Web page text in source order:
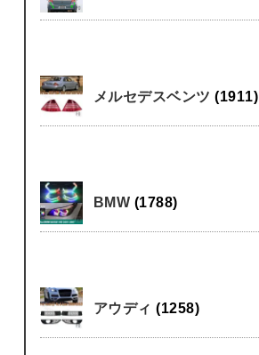
メルセデスベンツ(1911)
BMW (1788)
アウディ(1258)